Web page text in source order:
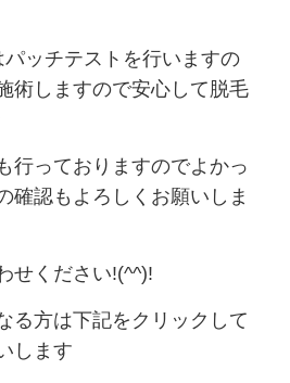
ッチテストを行いますの
術しますので安心して脱毛
行っておりますのでよかっ
確認もよろしくお願いしま
せください!(^^)!
る方は下記をクリックして
します